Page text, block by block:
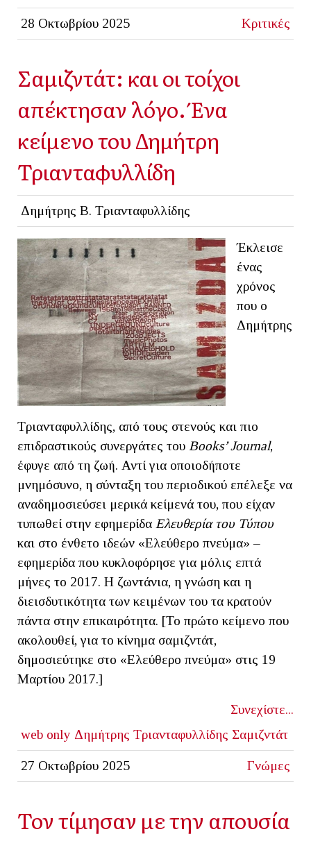
28 Οκτωβρίου 2025 Κριτικές
Σαμιζντάτ: και οι τοίχοι
απέκτησαν λόγο. Ένα
κείμενο του Δημήτρη
Τριανταφυλλίδη
Δημήτρης Β. Τριανταφυλλίδης
Έκλεισε
ένας
χρόνος
που ο
Δημήτρης
Τριανταφυλλίδης, από τους στενούς και πιο
επιδραστικούς συνεργάτες του Books’Journal,
έφυγε από τη ζωή. Αντί για οποιοδήποτε
μνημόσυνο, η σύνταξη του περιοδικού επέλεξε να
αναδημοσιεύσει μερικά κείμενά του, που είχαν
τυπωθεί στην εφημερίδα Ελευθερία του Τύπου
και στο ένθετο ιδεών «Ελεύθερο πνεύμα» –
εφημερίδα που κυκλοφόρησε για μόλις επτά
μήνες το 2017. Η ζωντάνια, η γνώση και η
διεισδυτικότητα των κειμένων του τα κρατούν
πάντα στην επικαιρότητα. [Το πρώτο κείμενο που
ακολουθεί, για το κίνημα σαμιζντάτ,
δημοσιεύτηκε στο «Ελεύθερο πνεύμα» στις 19
Μαρτίου 2017.]
Συνεχίστε...
web only Δημήτρης Τριανταφυλλίδης Σαμιζντάτ
27 Οκτωβρίου 2025 Γνώμες
Τον τίμησαν με την απουσία